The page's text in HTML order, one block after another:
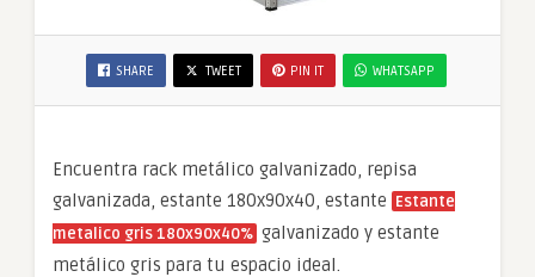
SHARE TWEET PIN IT WHATSAPP
Encuentra rack metálico galvanizado, repisa
galvanizada, estante 180x90x40, estante Estante
metalico gris 180x90x40% galvanizado y estante
metálico gris para tu espacio ideal.